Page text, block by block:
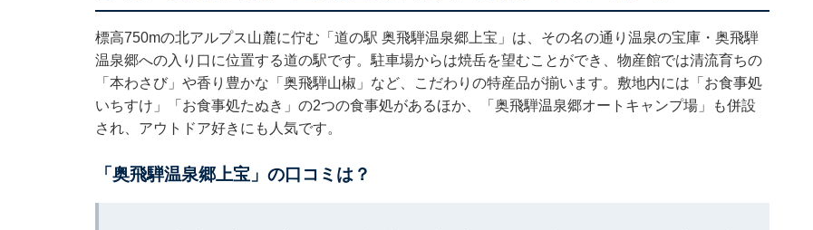
標高750mの北アルプス山麓に佇む「道の駅 奥飛騨温泉郷上宝」は、その名の通り温泉の宝庫・奥飛騨
温泉郷への入り口に位置する道の駅です。駐車場からは焼岳を望むことができ、物産館では清流育ちの
「本わさび」や香り豊かな「奥飛騨山椒」など、こだわりの特産品が揃います。敷地内には「お食事処
いちすけ」「お食事処たぬき」の2つの食事処があるほか、「奥飛騨温泉郷オートキャンプ場」も併設
され、アウトドア好きにも人気です。
「奥飛騨温泉郷上宝」の口コミは？